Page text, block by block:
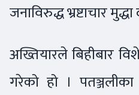
जनाविरुद्ध भ्रष्टाचार
अख्तियारले बिहीबार
गरेको हो ।